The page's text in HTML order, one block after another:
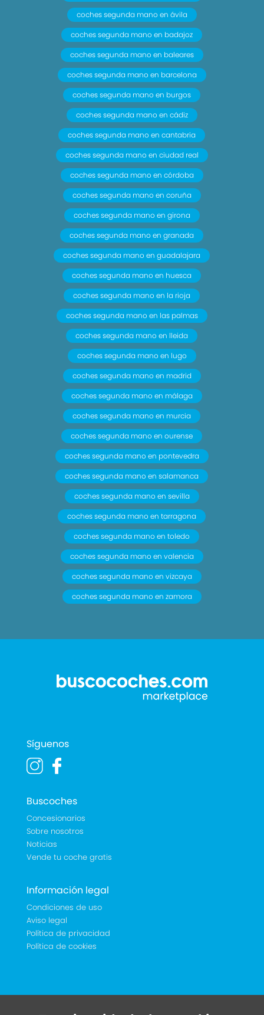
coches segunda mano en ávila
coches segunda mano en badajoz
coches segunda mano en baleares
coches segunda mano en barcelona
coches segunda mano en burgos
coches segunda mano en cádiz
coches segunda mano en cantabria
coches segunda mano en ciudad real
coches segunda mano en córdoba
coches segunda mano en coruña
coches segunda mano en girona
coches segunda mano en granada
coches segunda mano en guadalajara
coches segunda mano en huesca
coches segunda mano en la rioja
coches segunda mano en las palmas
coches segunda mano en lleida
coches segunda mano en lugo
coches segunda mano en madrid
coches segunda mano en málaga
coches segunda mano en murcia
coches segunda mano en ourense
coches segunda mano en pontevedra
coches segunda mano en salamanca
coches segunda mano en sevilla
coches segunda mano en tarragona
coches segunda mano en toledo
coches segunda mano en valencia
coches segunda mano en vizcaya
coches segunda mano en zamora
Síguenos
Buscoches
Concesionarios
Sobre nosotros
Noticias
Vende tu coche gratis
Información legal
Condiciones de uso
Aviso legal
Política de privacidad
Política de cookies